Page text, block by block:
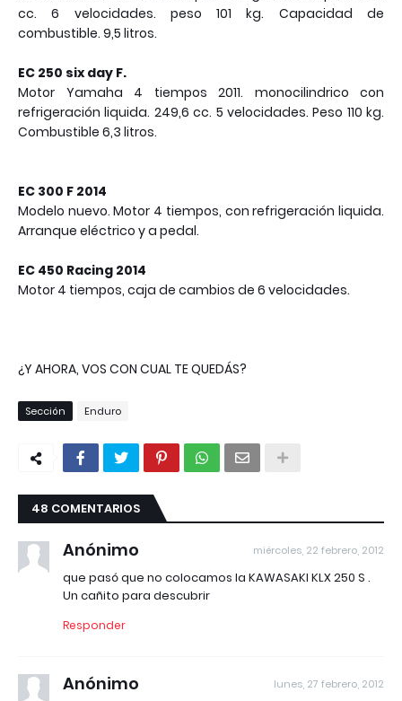
cc. 6 velocidades. peso 101 kg. Capacidad de
combustible. 9,5 litros.
EC 250 six day F.
Motor Yamaha 4 tiempos 2011. monocilindrico con
refrigeración liquida. 249,6 cc. 5 velocidades. Peso 110 kg.
Combustible 6,3 litros.
EC 300 F 2014
Modelo nuevo. Motor 4 tiempos, con refrigeración liquida.
Arranque eléctrico y a pedal.
EC 450 Racing 2014
Motor 4 tiempos, caja de cambios de 6 velocidades.
¿Y AHORA, VOS CON CUAL TE QUEDÁS?
Sección Enduro
48 COMENTARIOS
Anónimo miércoles, 22 febrero, 2012
que pasó que no colocamos la KAWASAKI KLX 250 S .
Un cañito para descubrir
Responder
Anónimo lunes, 27 febrero, 2012